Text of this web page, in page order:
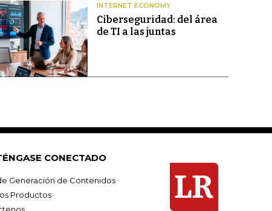
INTERNET ECONOMY
Ciberseguridad: del área
de TI a las juntas
CONECTADO
Generación de Contenidos
Productos